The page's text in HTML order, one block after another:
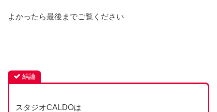
よかったら最後までご覧ください
結論
スタジオCALDOは